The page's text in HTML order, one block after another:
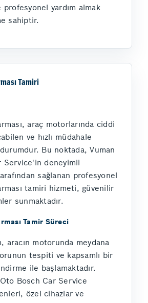
profesyonel yardım almak
sahiptir.
Tamiri
araç motorlarında ciddi
ve hızlı müdahale
Bu noktada, Vuman
Service'in deneyimli
sağlanan profesyonel
tamiri hizmeti, güvenilir
sunmaktadır.
Tamir Süreci
aracın motorunda meydana
tespiti ve kapsamlı bir
ile başlamaktadır.
Bosch Car Service
özel cihazlar ve